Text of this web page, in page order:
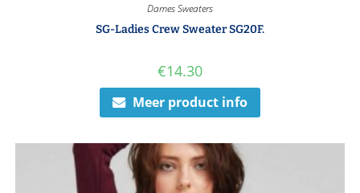
Dames Sweaters
SG-Ladies Crew Sweater SG20F.
€14.30
Meer product info